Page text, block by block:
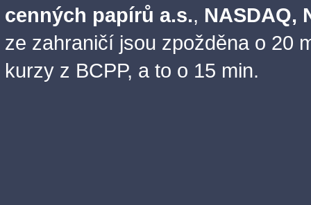
cenných papírů a.s., NASDAQ,
ze zahraničí jsou zpožděna o 20
kurzy z BCPP, a to o 15 min.